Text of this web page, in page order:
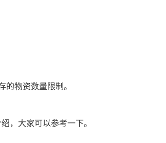
物资数量限制。
，大家可以参考一下。